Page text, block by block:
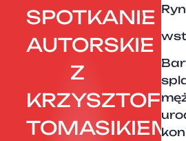
SPOTKANIE
AUTORSKIE
Z
TOMASIKIEM